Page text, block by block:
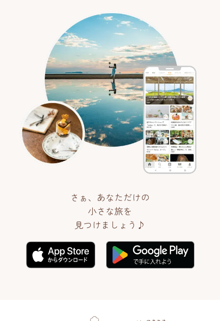
さぁ、あなただけの
小さな旅を
見つけましょう♪